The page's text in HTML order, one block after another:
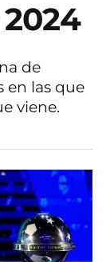
de
en las que
viene.